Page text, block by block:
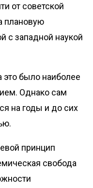
от советской
плановую
с западной наукой
это было наиболее
Однако сам
на годы и до сих
принцип
свобода